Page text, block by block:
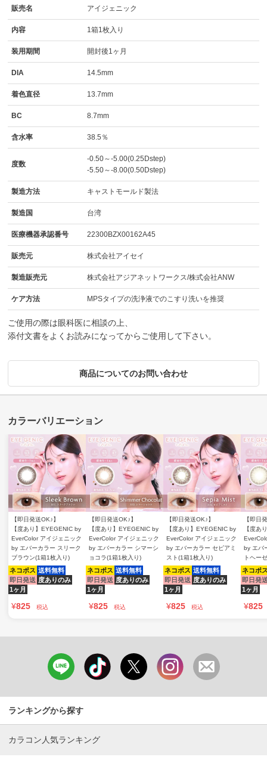
販売名 アイジェニック
内容 1箱1枚入り
装用期間 開封後1ヶ月
DIA 14.5mm
着色直径 13.7mm
BC 8.7mm
含水率 38.5％
度数
-0.50～-5.00(0.25Dstep)
-5.50～-8.00(0.50Dstep)
製造方法 キャストモールド製法
製造国 台湾
医療機器承認番号 22300BZX00162A45
販売元 株式会社アイセイ
製造販売元 株式会社アジアネットワークス/株式会社ANW
ケア方法 MPSタイプの洗浄液でのこすり洗いを推奨
ご使用の際は眼科医に相談の上、
添付文書をよくお読みになってからご使用して下さい。
商品についてのお問い合わせ
【即日発送OK♪】
【度あり】EYEGENIC by
EverColor アイジェニック
by エバーカラー スリーク
ブラウン(1箱1枚入り)
ネコポス 送料無料
即日発送 度ありのみ
1ヶ月
¥825 税込
【即日発送OK♪】
【度あり】EYEGENIC by
EverColor アイジェニック
by エバーカラー シマーシ
ョコラ(1箱1枚入り)
ネコポス 送料無料
即日発送 度ありのみ
1ヶ月
¥825 税込
【即日発送OK♪】
【度あり】EYEGENIC by
EverColor アイジェニック
by エバーカラー セピアミ
スト(1箱1枚入り)
ネコポス 送料無料
即日発送 度ありのみ
1ヶ月
¥825 税込
【即日
【度あ
by エバ
トヘー
ネコポ
即日発
1ヶ月
¥825
ランキングから探す
カラコン人気ランキング